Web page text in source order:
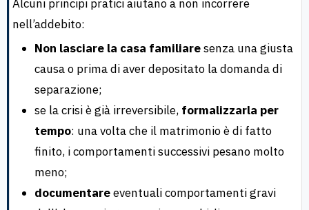
Alcuni principi pratici aiutano a non incorrere
nell’addebito:
Non lasciare la casa familiaresenza una giusta
causa o prima di aver depositato la domanda di
separazione;
se la crisi è già irreversibile, formalizzarla per
tempo: una volta che il matrimonio è di fatto
finito, i comportamenti successivi pesano molto
meno;
documentareeventuali comportamenti gravi